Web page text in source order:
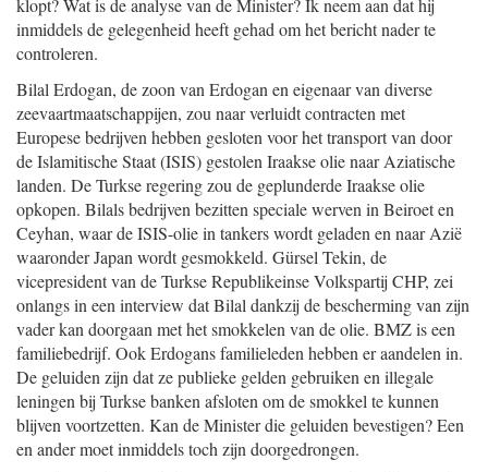
klopt? Wat is de analyse van de Minister? Ik neem aan dat hij
inmiddels de gelegenheid heeft gehad om het bericht nader te
controleren.
Bilal Erdogan, de zoon van Erdogan en eigenaar van diverse
zeevaartmaatschappijen, zou naar verluidt contracten met
Europese bedrijven hebben gesloten voor het transport van door
de Islamitische Staat (ISIS) gestolen Iraakse olie naar Aziatische
landen. De Turkse regering zou de geplunderde Iraakse olie
opkopen. Bilals bedrijven bezitten speciale werven in Beiroet en
Ceyhan, waar de ISIS-olie in tankers wordt geladen en naar Azië
waaronder Japan wordt gesmokkeld. Gürsel Tekin, de
vicepresident van de Turkse Republikeinse Volkspartij CHP, zei
onlangs in een interview dat Bilal dankzij de bescherming van zijn
vader kan doorgaan met het smokkelen van de olie. BMZ is een
familiebedrijf. Ook Erdogans familieleden hebben er aandelen in.
De geluiden zijn dat ze publieke gelden gebruiken en illegale
leningen bij Turkse banken afsloten om de smokkel te kunnen
blijven voortzetten. Kan de Minister die geluiden bevestigen? Een
en ander moet inmiddels toch zijn doorgedrongen.